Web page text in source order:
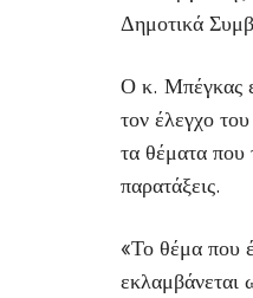
Δημοτικά
Ο κ. Μπέγκας
τον έλεγχο
τα θέματα που
παρατάξεις.
«Το θέμα που
εκλαμβάνεται